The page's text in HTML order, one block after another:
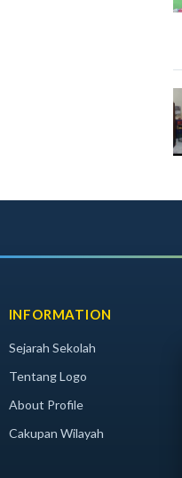
INFORMATION
Sejarah Sekolah
Tentang Logo
About Profile
Cakupan Wilayah